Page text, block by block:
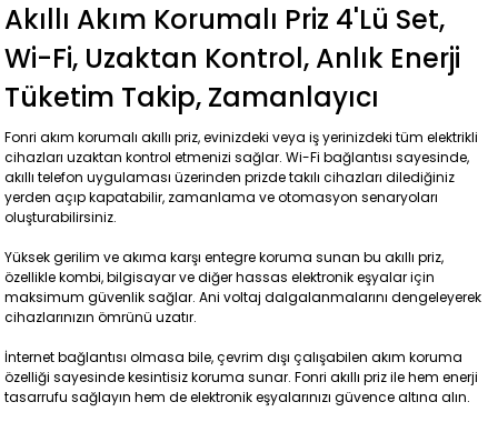
Akıllı Akım Korumalı Priz 4'lü Set,
Wi-Fi, Uzaktan Kontrol, Anlık Enerji
Tüketim Takip, Zamanlayıcı
Fonri akım korumalı akıllı priz, evinizdeki veya iş yerinizdeki tüm elektrikli
cihazları uzaktan kontrol etmenizi sağlar. Wi-Fi bağlantısı sayesinde,
akıllı telefon uygulaması üzerinden prizde takılı cihazları dilediğiniz
yerden açıp kapatabilir, zamanlama ve otomasyon senaryoları
oluşturabilirsiniz.
Yüksek gerilim ve akıma karşı entegre koruma sunan bu akıllı priz,
özellikle kombi, bilgisayar ve diğer hassas elektronik eşyalar için
maksimum güvenlik sağlar. Ani voltaj dalgalanmalarını dengeleyerek
cihazlarınızın ömrünü uzatır.
İnternet bağlantısı olmasa bile, çevrim dışı çalışabilen akım koruma
özelliği sayesinde kesintisiz koruma sunar. Fonri akıllı priz ile hem enerji
tasarrufu sağlayın hem de elektronik eşyalarınızı güvence altına alın.